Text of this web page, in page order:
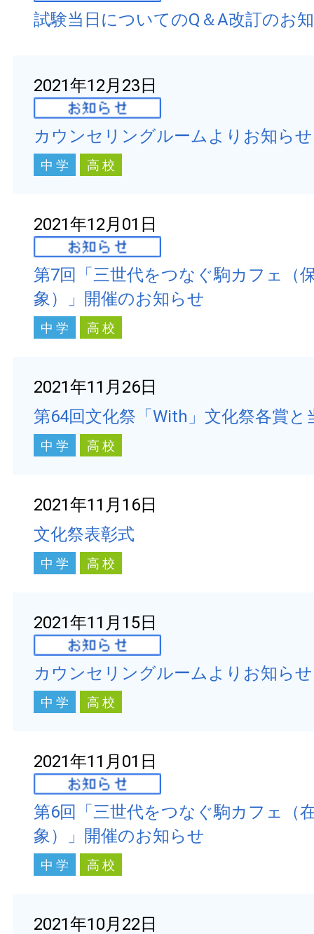
試験当日についてのQ＆A改訂のお
2021年12月23日
カウンセリングルームよりお知らせ
中 学 高 校
2021年12月01日
第7回「三世代をつなぐ駒カフェ（
象）」開催のお知らせ
中 学 高 校
2021年11月26日
第64回文化祭「With」文化祭各賞と
中 学 高 校
2021年11月16日
文化祭表彰式
中 学 高 校
2021年11月15日
カウンセリングルームよりお知らせ
中 学 高 校
2021年11月01日
第6回「三世代をつなぐ駒カフェ（
象）」開催のお知らせ
中 学 高 校
2021年10月22日